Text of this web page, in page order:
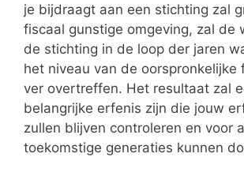
je bijdraagt aan een stichting zal
fiscaal gunstige omgeving, zal de
de stichting in de loop der jaren
het niveau van de oorspronkelijke
ver overtreffen. Het resultaat zal
belangrijke erfenis zijn die jouw
zullen blijven controleren en voor
toekomstige generaties kunnen